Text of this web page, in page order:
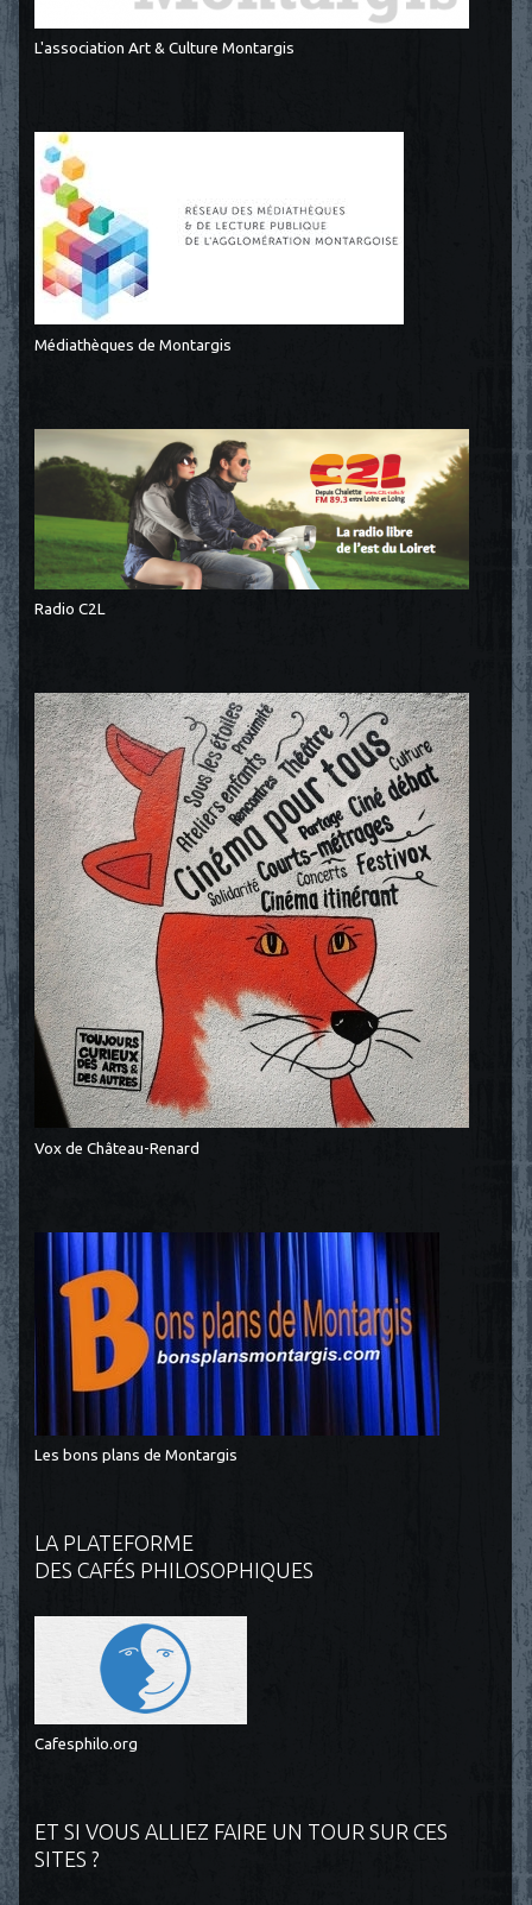
L'association Art & Culture Montargis
Médiathèques de Montargis
Radio C2L
Vox de Château-Renard
Les bons plans de Montargis
LA PLATEFORME
DES CAFÉS PHILOSOPHIQUES
Cafesphilo.org
ET SI VOUS ALLIEZ FAIRE UN TOUR SUR CES
SITES ?